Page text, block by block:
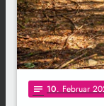
notes 10. Februar